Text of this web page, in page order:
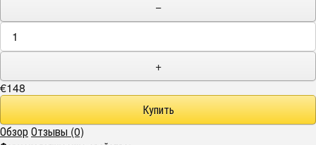
−
+
€148
ОбзорОтзывы (0)